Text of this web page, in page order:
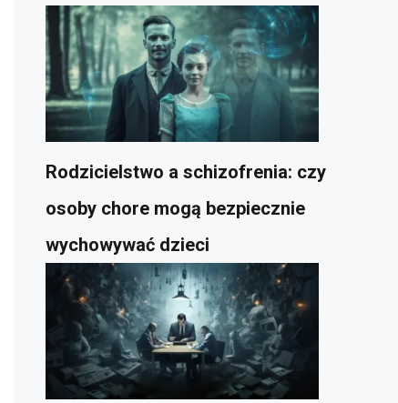
Rodzicielstwo a schizofrenia: czy
osoby chore mogą bezpiecznie
wychowywać dzieci